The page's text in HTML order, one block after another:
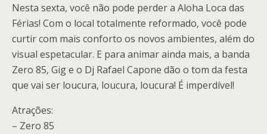
Nesta sexta, você não pode perder a Aloha Loca das
Férias! Com o local totalmente reformado, você pode
curtir com mais conforto os novos ambientes, além do
visual espetacular. E para animar ainda mais, a banda
Zero 85, Gig e o Dj Rafael Capone dão o tom da festa
que vai ser loucura, loucura, loucura! É imperdível!
Atrações:
– Zero 85